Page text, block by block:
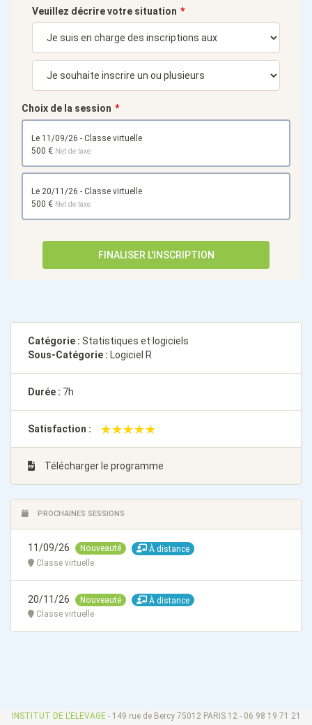
Veuillez décrire votre situation
Choix de la session
le 11/09/26 - Classe virtuelle
500 € Net de taxe
le 20/11/26 - Classe virtuelle
500 € Net de taxe
FINALISER L'INSCRIPTION
Catégorie : Statistiques et logiciels
Sous-Catégorie : Logiciel R
Durée : 7h
Satisfaction : ★★★★★
★★★★★
Télécharger le programme
PROCHAINES SESSIONS
11/09/26 Nouveauté
À distance
Classe virtuelle
20/11/26 Nouveauté
À distance
Classe virtuelle
INSTITUT DE L'ELEVAGE- 149 rue de Bercy 75012 PARIS 12 - 06 98 19 71 21